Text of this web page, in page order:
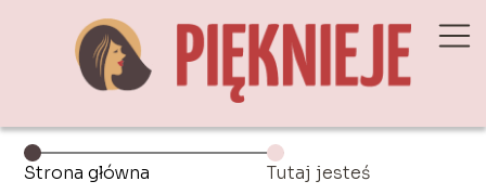
Strona główna Tutaj jesteś